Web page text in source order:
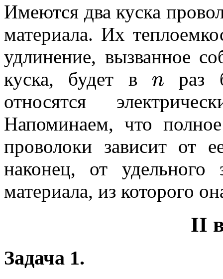
Имеются два куска
материала. Их
удлинение, вызванное
куска, будет в n раз
относятся
Напоминаем, что полное
проволоки зависит от
наконец, от удельного
материала, из которого
II
Задача 1.